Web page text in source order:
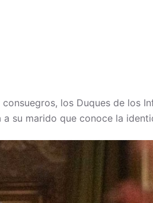
los Duques de los
su marido que conoce la